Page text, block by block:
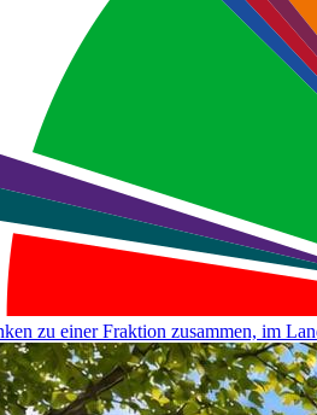
zu einer Fraktion zusammen, im